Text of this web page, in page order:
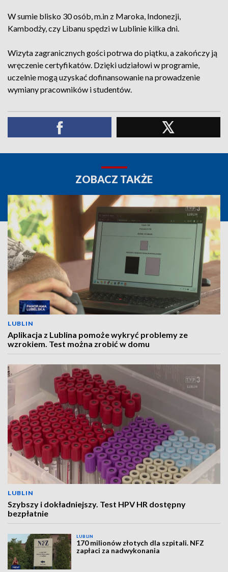
W sumie blisko 30 osób, m.in z Maroka, Indonezji,
Kambodży, czy Libanu spędzi w Lublinie kilka dni.
Wizyta zagranicznych gości potrwa do piątku, a zakończy ją
wręczenie certyfikatów. Dzięki udziałowi w programie,
uczelnie mogą uzyskać dofinansowanie na prowadzenie
wymiany pracowników i studentów.
ZOBACZ TAKŻE
LUBLIN
Aplikacja z Lublina pomoże wykryć problemy ze
wzrokiem. Test można zrobić w domu
LUBLIN
Szybszy i dokładniejszy. Test HPV HR dostępny
bezpłatnie
LUBLIN
170 milionów złotych dla szpitali. NFZ
zapłaci za nadwykonania